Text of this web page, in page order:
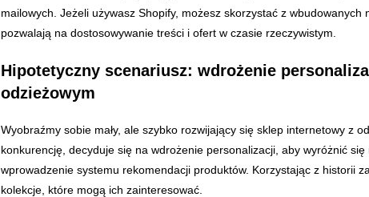
mailowych. Jeżeli używasz Shopify, możesz skorzystać z
pozwalają na dostosowywanie treści i ofert w czasie rzeczywistym.
Hipotetyczny scenariusz: wdrożenie
odzieżowym
Wyobraźmy sobie mały, ale szybko rozwijający się sklep internetowy z
konkurencję, decyduje się na wdrożenie personalizacji, aby wyróżnić
wprowadzenie systemu rekomendacji produktów. Korzystając z historii
kolekcje, które mogą ich zainteresować.